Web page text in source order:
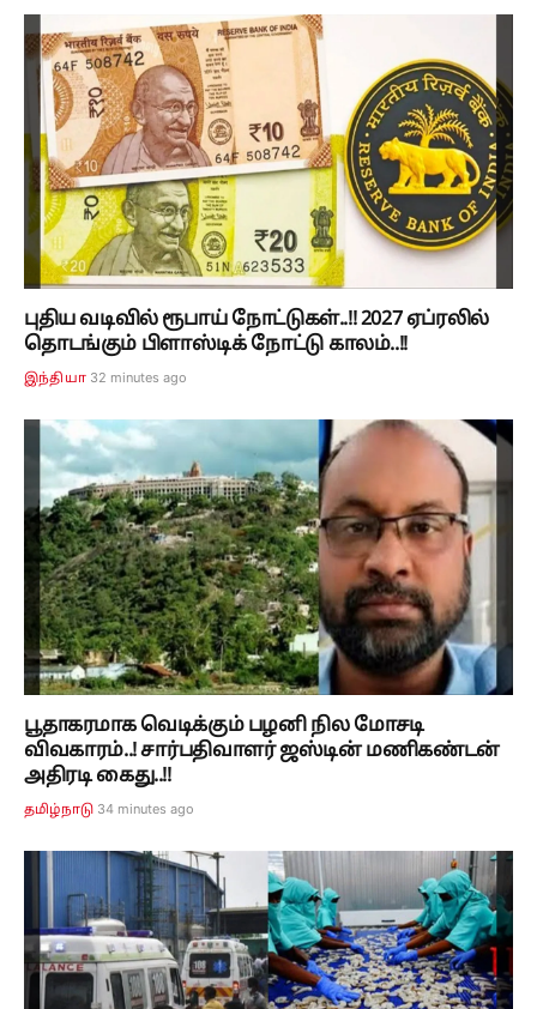
புதிய வடிவில் ரூபாய் நோட்டுகள்..!! 2027 ஏப்ரலில்
தொடங்கும் பிளாஸ்டிக் நோட்டு காலம்..!!
இந்தியா 32 minutes ago
பூதாகரமாக வெடிக்கும் பழனி நில மோசடி
விவகாரம்..! சார்பதிவாளர் ஜஸ்டின் மணிகண்டன்
அதிரடி கைது..!!
தமிழ்நாடு 34 minutes ago